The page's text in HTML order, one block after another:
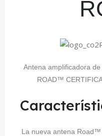
Antena amplificadora
ROAD™
La nueva antena